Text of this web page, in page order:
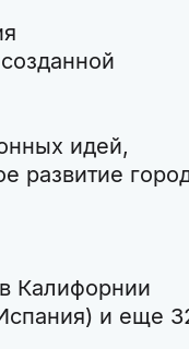
идей,
развитие
Калифорнии
и еще